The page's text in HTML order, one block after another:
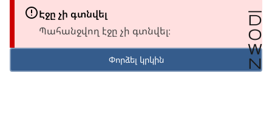
Էջը չի գտնվել
Պահանջվող էջը չի գտնվել։
Փորձել կրկին